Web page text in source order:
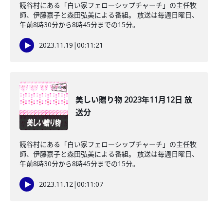
読谷村にある「白い家フェローシップチャーチ」の主任牧
師、伊藤嘉子と森田弘美による番組。 放送は毎週日曜日、
午前8時30分から8時45分までの15分。
2023.11.19 |00:11:21
美しい贈り物 2023年11月12日 放
送分
読谷村にある「白い家フェローシップチャーチ」の主任牧
師、伊藤嘉子と森田弘美による番組。 放送は毎週日曜日、
午前8時30分から8時45分までの15分。
2023.11.12|00:11:07